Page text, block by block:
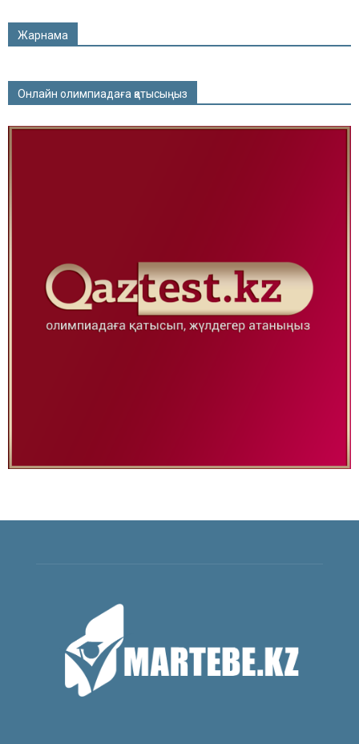
Жарнама
Онлайн олимпиадаға қатысыңыз